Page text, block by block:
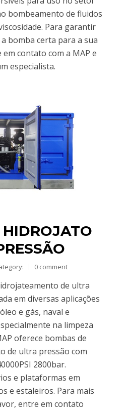
bombeamento de fluidos
Para garantir
bomba certa para a sua
contato com a MAP e
especialista.
0 comment
de ultra
em diversas aplicações
e gás, naval e
na limpeza
oferece bombas de
de ultra pressão com
2800bar.
e plataformas em
e estaleiros. Para mais
entre em contato